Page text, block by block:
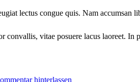
lectus congue quis. Nam accumsan
vitae posuere lacus laoreet.
hinterlassen